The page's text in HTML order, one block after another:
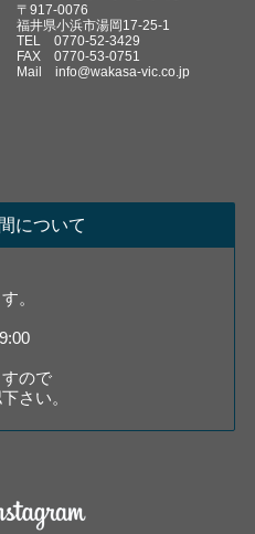
〒917-0076
福井県小浜市湯岡17-25-1
TEL 0770-52-3429
FAX 0770-53-0751
Mailinfo@wakasa-vic.co.jp
について
。
ので
さい。